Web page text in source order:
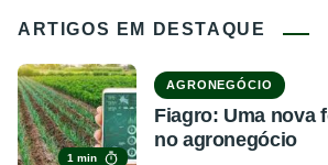
ARTIGOS EM DESTAQUE
1 min
AGRONEGÓCIO
Fiagro: Uma nova
no agronegócio